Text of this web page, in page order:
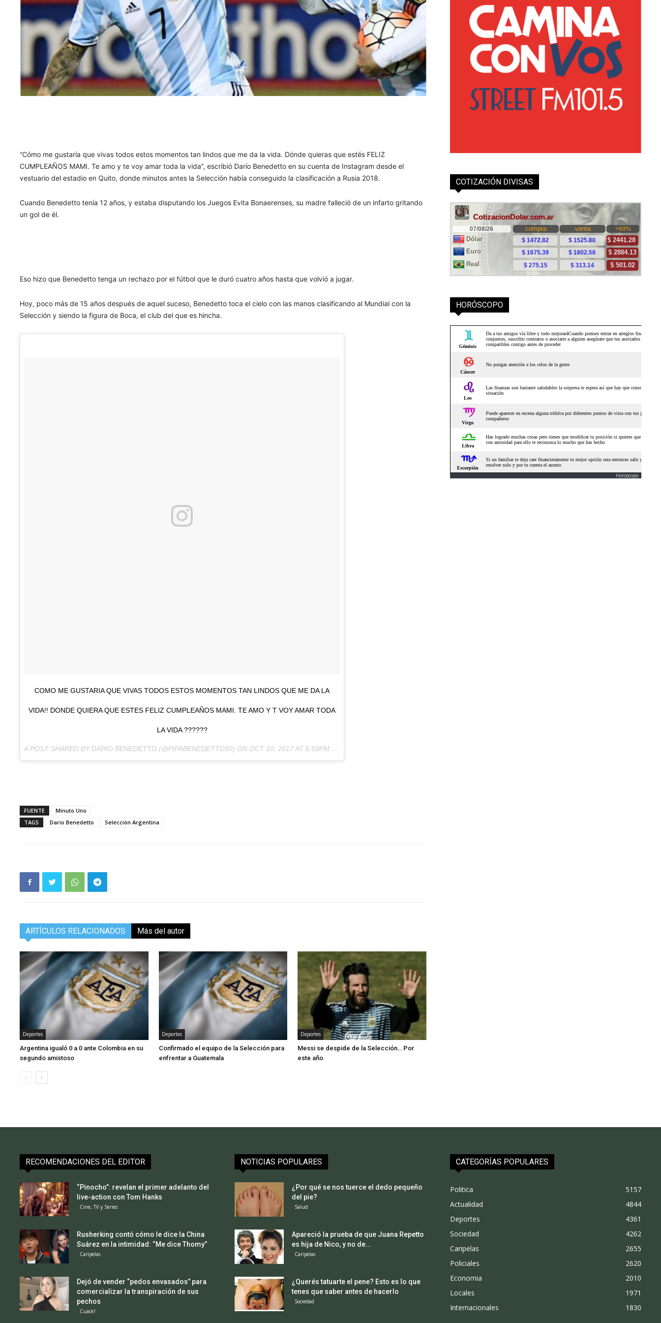
“Cómo me gustaría que vivas todos estos momentos tan lindos que me da la vida. Dónde quieras que estés FELIZ
CUMPLEAÑOS MAMI. Te amo y te voy amar toda la vida”, escribió Darío Benedetto en su cuenta de Instagram desde el
vestuario del estadio en Quito, donde minutos antes la Selección había conseguido la clasificación a Rusia 2018.
Cuando Benedetto tenía 12 años, y estaba disputando los Juegos Evita Bonaerenses, su madre falleció de un infarto gritando
un gol de él.
Eso hizo que Benedetto tenga un rechazo por el fútbol que le duró cuatro años hasta que volvió a jugar.
Hoy, poco más de 15 años después de aquel suceso, Benedetto toca el cielo con las manos clasificando al Mundial con la
Selección y siendo la figura de Boca, el club del que es hincha.
COMO ME GUSTARIA QUE VIVAS TODOS ESTOS MOMENTOS TAN LINDOS QUE ME DA LA
VIDA!! DONDE QUIERA QUE ESTES FELIZ CUMPLEAÑOS MAMI. TE AMO Y T VOY AMAR TODA
LA VIDA ??????
A POST SHARED BY DARIO BENEDETTO (@PIPABENEDETTO90) ON OCT 10, 2017 AT 6:59PM PDT
FUENTE
Minuto Uno
TAGS
Dario Benedetto Selección Argentina
ARTÍCULOS RELACIONADOS Más del autor
Deportes
Argentina igualó 0 a 0 ante Colombia en su
segundo amistoso
Deportes
Confirmado el equipo de la Selección para
enfrentar a Guatemala
Deportes
Messi se despide de la Selección… Por
este año
COTIZACIÓN DIVISAS
HORÓSCOPO
Horoscopo
RECOMENDACIONES DEL EDITOR
“Pinocho”: revelan el primer adelanto del
live-action con Tom Hanks
Cine, TV y Series
Rusherking contó cómo le dice la China
Suárez en la intimidad: “Me dice Thomy”
Caripelas
Dejó de vender “pedos envasados” para
comercializar la transpiración de sus
pechos
Cuack!
NOTICIAS POPULARES
¿Por qué se nos tuerce el dedo pequeño
del pie?
Salud
Apareció la prueba de que Juana Repetto
es hija de Nico, y no de...
Caripelas
¿Querés tatuarte el pene? Esto es lo que
tenes que saber antes de hacerlo
Sociedad
CATEGORÍAS POPULARES
Politica
5157
Actualidad
4844
Deportes
4361
Sociedad
4262
Caripelas
2655
Policiales
2620
Economia
2010
Locales
1971
Internacionales
1830